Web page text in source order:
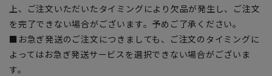
上、ご注文いただいたタイミングにより欠品が発生し、ご注文
を完了できない場合がございます。予めご了承ください。
■お急ぎ発送のご注文につきましても、ご注文のタイミングに
よってはお急ぎ発送サービスを選択できない場合がございま
す。